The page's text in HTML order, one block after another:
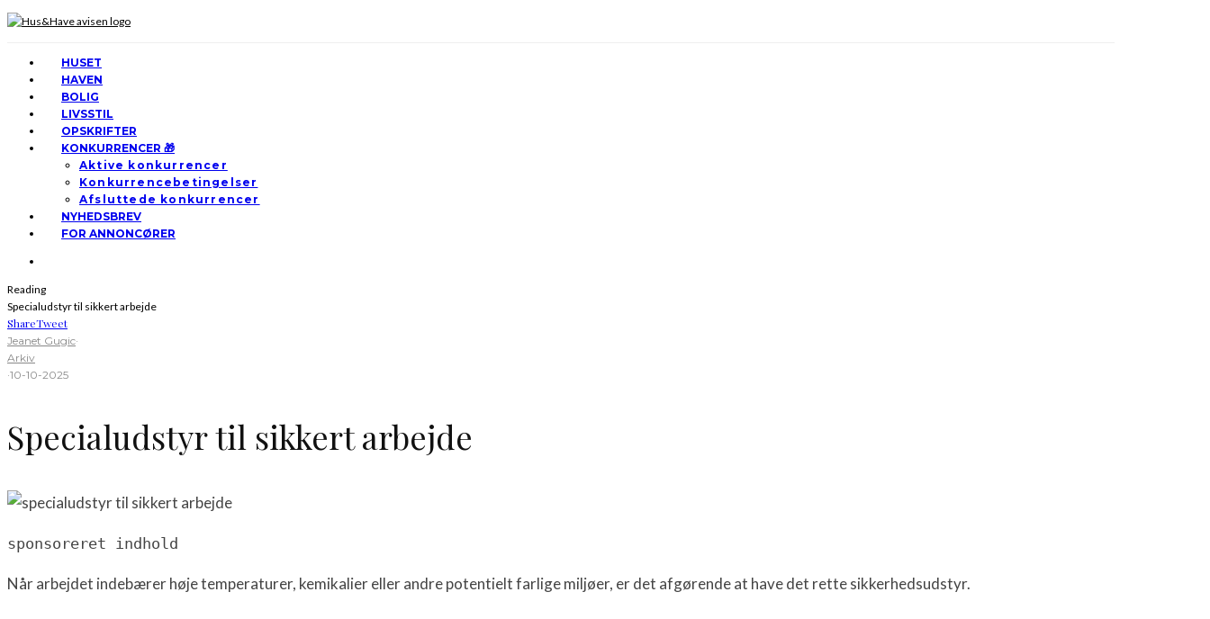
HUSET
HAVEN
BOLIG
LIVSSTIL
OPSKRIFTER
KONKURRENCER 🎁
Aktive konkurrencer
Konkurrencebetingelser
Afsluttede konkurrencer
NYHEDSBREV
FOR ANNONCØRER
Reading
Specialudstyr til sikkert arbejde
ShareTweet
Jeanet Gugic·
Arkiv
·10-10-2025
Specialudstyr til sikkert arbejde
sponsoreret indhold
Når arbejdet indebærer høje temperaturer, kemikalier eller andre potentielt farlige miljøer, er det afgørende at have det rette sikkerhedsudstyr.